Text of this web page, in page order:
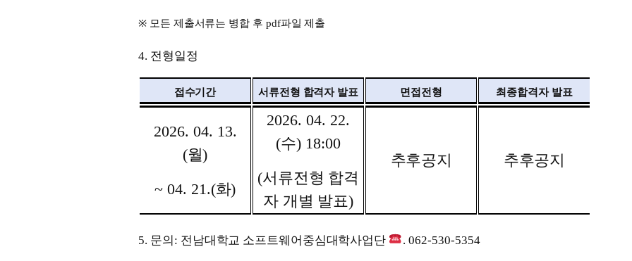
※ 모든 제출서류는 병합 후 pdf파일 제출
4. 전형일정
접수기간 서류전형 합격자 발표 면접전형 최종합격자 발표
2026. 04. 13.
(월)
~ 04. 21.(화)
2026. 04. 22.
(수) 18:00
(서류전형 합격
자 개별 발표)
추후공지 추후공지
5. 문의 : 전남대학교 소프트웨어중심대학사업단 . 062-530-5354